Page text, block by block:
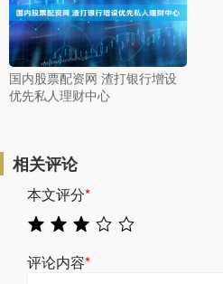
国内股票配资网 渣打银行增设
优先私人理财中心
相关评论
本文评分*
评论内容*